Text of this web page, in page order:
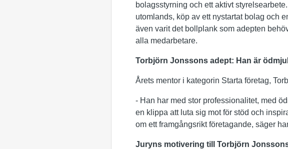
bolagsstyrning och ett aktivt
utomlands, köp av ett nystartat bolag och
även varit det bollplank som adepten
alla medarbetare.
Torbjörn Jonssons adept: Han är
Årets mentor i kategorin Starta företag,
- Han har med stor professionalitet, med
en klippa att luta sig mot för stöd och
om ett framgångsrikt företagande, säger
Juryns motivering till Torbjörn